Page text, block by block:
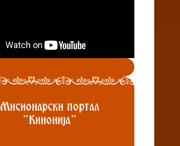
Мисионарски портал
"Кинонија"